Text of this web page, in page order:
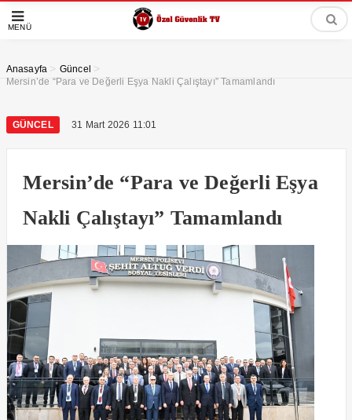
MENÜ
Anasayfa > Güncel >
Mersin’de “Para ve Değerli Eşya Nakli Çalıştayı” Tamamlandı
GÜNCEL 31 Mart 2026 11:01
Mersin’de “Para ve Değerli Eşya
Nakli Çalıştayı” Tamamlandı